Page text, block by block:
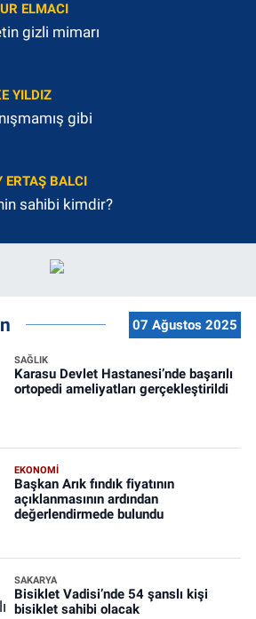
ELMACI
gizli mimarı
YILDIZ
gibi
ERTAŞ BALCI
sahibi kimdir?
07 Ağustos 2025
SAĞLIK
Karasu Devlet Hastanesi’nde başarılı
ortopedi ameliyatları gerçekleştirildi
EKONOMİ
Başkan Arık fındık fiyatının
açıklanmasının ardından
değerlendirmede bulundu
SAKARYA
Bisiklet Vadisi’nde 54 şanslı kişi
bisiklet sahibi olacak